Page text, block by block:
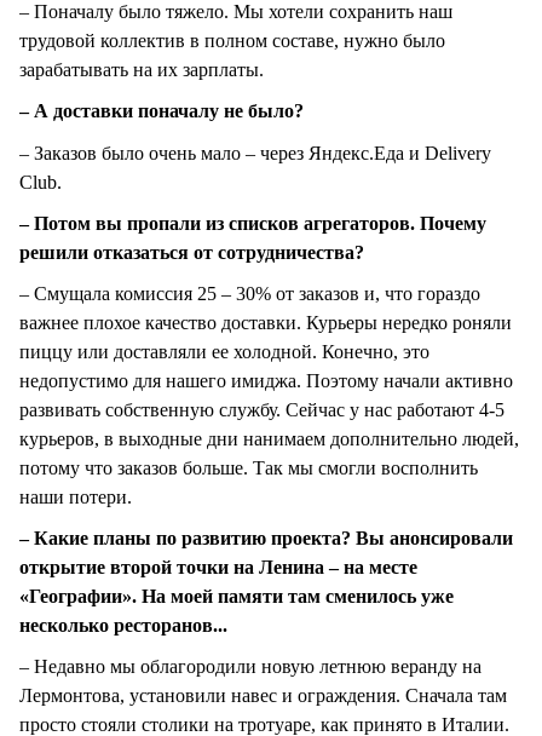
– Поначалу было тяжело. Мы хотели сохранить наш
трудовой коллектив в полном составе, нужно было
зарабатывать на их зарплаты.
– А доставки поначалу не было?
– Заказов было очень мало – через Яндекс.Еда и Delivery
Club.
– Потом вы пропали из списков агрегаторов. Почему
решили отказаться от сотрудничества?
– Смущала комиссия 25 – 30% от заказов и, что гораздо
важнее плохое качество доставки. Курьеры нередко роняли
пиццу или доставляли ее холодной. Конечно, это
недопустимо для нашего имиджа. Поэтому начали активно
развивать собственную службу. Сейчас у нас работают 4-5
курьеров, в выходные дни нанимаем дополнительно людей,
потому что заказов больше. Так мы смогли восполнить
наши потери.
– Какие планы по развитию проекта? Вы анонсировали
открытие второй точки на Ленина – на месте
«Географии». На моей памяти там сменилось уже
несколько ресторанов...
– Недавно мы облагородили новую летнюю веранду на
Лермонтова, установили навес и ограждения. Сначала там
просто стояли столики на тротуаре, как принято в Италии.